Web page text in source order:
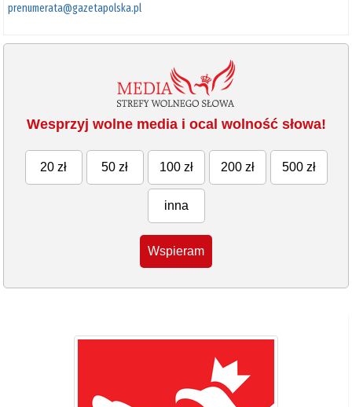
prenumerata@gazetapolska.pl
Wesprzyj wolne media i ocal wolność słowa!
20 zł 50 zł 100 zł 200 zł 500 zł
inna
Wspieram